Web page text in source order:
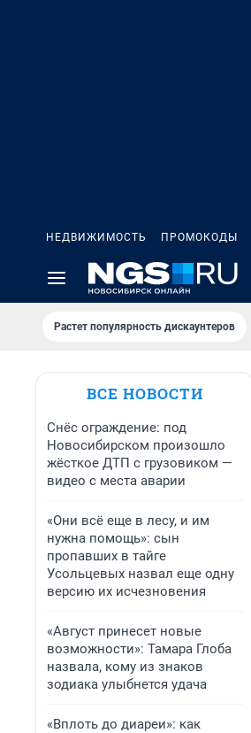
НЕДВИЖИМОСТЬ ПРОМОКОДЫ
Растет популярность дискаунтеров
ВСЕ НОВОСТИ
Снёс ограждение: под
Новосибирском произошло
жёсткое ДТП с грузовиком —
видео с места аварии
«Они всё еще в лесу, и им
нужна помощь»: сын
пропавших в тайге
Усольцевых назвал еще одну
версию их исчезновения
«Август принесет новые
возможности»: Тамара Глоба
назвала, кому из знаков
зодиака улыбнется удача
«Вплоть до диареи»: как